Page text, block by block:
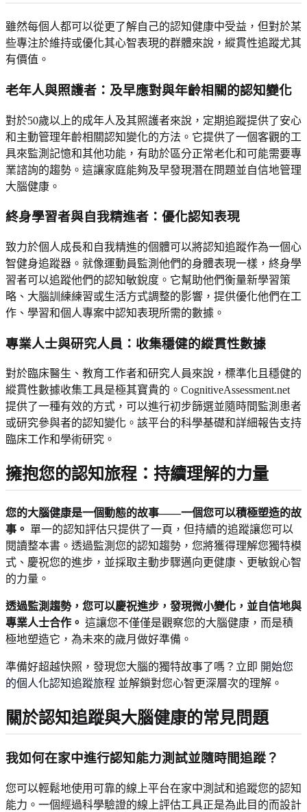
雖然每個人都可以從更了解自己的認知健康中受益，但對於某
些專注於維持或優化其心智表現的群體來說，縱貫性追蹤尤其
有價值。
老年人與照護者：及早應對與年齡相關的認知變化
對於50歲以上的成年人及其照護者來說，定期追蹤提供了安心
和主動管理年齡相關認知變化的方法。它提供了一個客觀的工
具來監測記憶和其他功能，有助於區分正常老化和可能需要專
業諮詢的趨勢。這讓家庭能夠及早發現潛在問題並自信地管理
大腦健康。
終身學習者與自我精進者：優化認知表現
致力於個人成長和自我精進的個體可以將認知追蹤作為一個心
智健身追蹤器。就像運動員監測他們的身體表現一樣，終身學
習者可以追蹤他們的認知敏銳度。它幫助他們衡量新學習策
略、大腦訓練練習或生活方式調整的影響，提供優化他們在工
作、學習和個人專案中認知表現所需的數據。
專業人士與研究人員：收集穩健的縱貫性數據
對於臨床醫生、教育工作者和研究人員來說，標準化且穩健的
縱貫性數據收集工具是極其寶貴的。CognitiveAssessment.net
提供了一種有效的方式，可以進行初步篩選並隨時間監測患者
或研究參與者的認知變化。該平台的科學基礎和詳細報告支持
臨床工作和學術研究。
擁抱您的認知旅程：持續理解的力量
您的大腦健康是一個動態的故事——一個您可以積極塑造的故
事。 單一的認知評估只提供了一頁，但持續的追蹤讓您可以
閱讀整本書。透過監測您的認知趨勢，您將獲得理解您獨特模
式、慶祝您的進步，並採取主動步驟邁向更健康、更敏銳心智
的力量。
透過監測趨勢，您可以慶祝進步，發現微小變化，並自信地與
專業人士合作。 這讓您不僅僅是觀察您的大腦健康，而是積
極地塑造它，為未來的歲月做好準備。
準備好超越快照，發現您大腦的獨特故事了嗎？立即 開始您
的個人化認知追蹤旅程 並解鎖對您心智更深層次的理解。
關於認知追蹤與大腦健康的常見問題
我如何在家中進行認知能力測試並隨時間追蹤？
您可以輕鬆地使用可靠的線上平台在家中測試和追蹤您的認知
能力。一個經過科學驗證的線上評估工具正是為此目的而設計